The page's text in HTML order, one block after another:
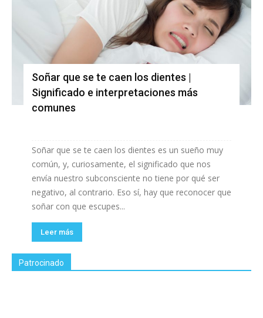
Soñar que se te caen los dientes |
Significado e interpretaciones más
comunes
Soñar que se te caen los dientes es un sueño muy
común, y, curiosamente, el significado que nos
envía nuestro subconsciente no tiene por qué ser
negativo, al contrario. Eso sí, hay que reconocer que
soñar con que escupes...
Leer más
Patrocinado